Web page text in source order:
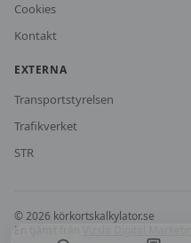
Cookies
Kontakt
EXTERNA
Transportstyrelsen
Trafikverket
STR
©2026 körkortskalkylator.se
En tjänst från